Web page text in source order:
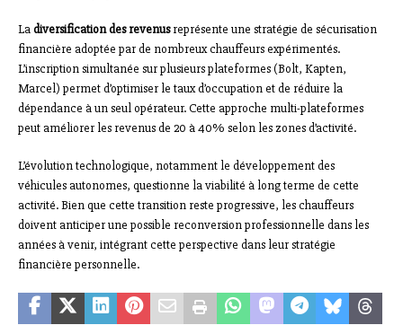
Ladiversification des revenusreprésente une stratégie de sécurisation
financière adoptée par de nombreux chauffeurs expérimentés.
L’inscription simultanée sur plusieurs plateformes (Bolt, Kapten,
Marcel) permet d’optimiser le taux d’occupation et de réduire la
dépendance à un seul opérateur. Cette approche multi-plateformes
peut améliorer les revenus de 20 à 40% selon les zones d’activité.
L’évolution technologique, notamment le développement des
véhicules autonomes, questionne la viabilité à long terme de cette
activité. Bien que cette transition reste progressive, les chauffeurs
doivent anticiper une possible reconversion professionnelle dans les
années à venir, intégrant cette perspective dans leur stratégie
financière personnelle.